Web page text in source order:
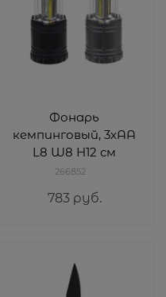
Фонарь
кемпинговый, 3хАА
L8 W8 H12 cм
266852
783 руб.